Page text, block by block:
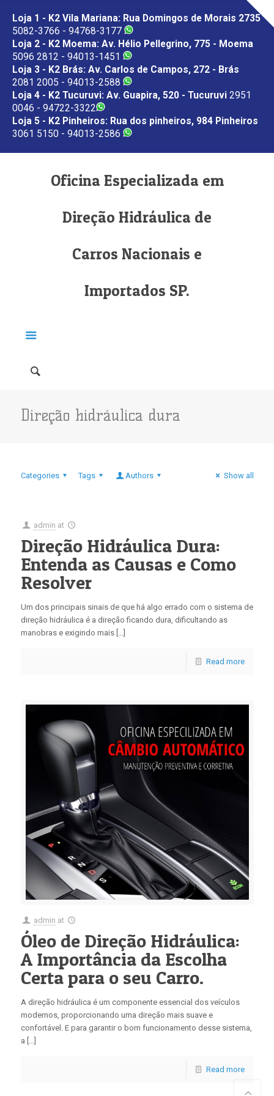
Loja 1 - K2 Vila Mariana: Rua Domingos de Morais 2735
5082-3766 - 94768-3177
Loja 2 - K2 Moema: Av. Hélio Pellegrino, 775 - Moema
5096 2812 - 94013-1451
Loja 3 - K2 Brás: Av. Carlos de Campos, 272 - Brás
2081 2005 - 94013-2588
Loja 4 - K2 Tucuruvi: Av. Guapira, 520 - Tucuruvi 2951
0046 - 94722-3322
Loja 5 - K2 Pinheiros: Rua dos pinheiros, 984 Pinheiros
3061 5150 - 94013-2586
Oficina Especializada em
Direção Hidráulica de
Carros Nacionais e
Importados SP.
Direção hidráulica dura
Categories Tags Authors Show all
admin at
Direção Hidráulica Dura:
Entenda as Causas e Como
Resolver
Um dos principais sinais de que há algo errado com o sistema de
direção hidráulica é a direção ficando dura, dificultando as
manobras e exigindo mais […]
Read more
admin at
Óleo de Direção Hidráulica:
A Importância da Escolha
Certa para o seu Carro.
A direção hidráulica é um componente essencial dos veículos
modernos, proporcionando uma direção mais suave e
confortável. E para garantir o bom funcionamento desse sistema,
a […]
Read more